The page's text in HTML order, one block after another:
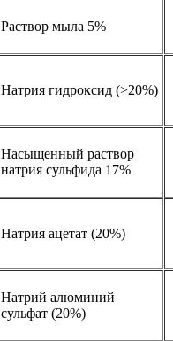
Раствор мыла 5%
Натрия гидроксид (>20%)
Насыщенный раствор
натрия сульфида 17%
Натрия ацетат (20%)
Натрий алюминий
сульфат (20%)